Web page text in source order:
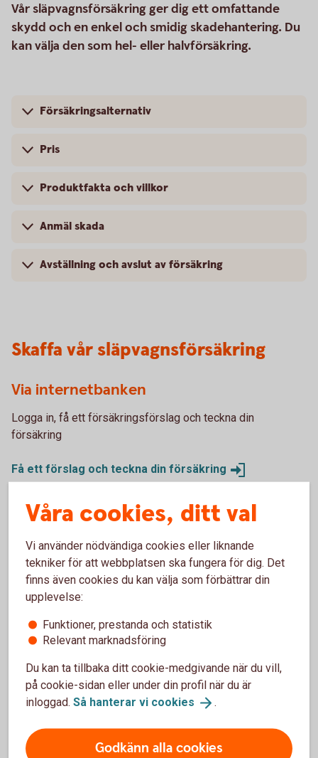
Vår släpvagnsförsäkring ger dig ett omfattande
skydd och en enkel och smidig skadehantering. Du
kan välja den som hel- eller halvförsäkring.
Försäkringsalternativ
Pris
Produktfakta och villkor
Anmäl skada
Avställning och avslut av försäkring
Skaffa vår släpvagnsförsäkring
Via internetbanken
Logga in, få ett försäkringsförslag och teckna din
försäkring
Få ett förslag och teckna din försäkring
Vi hjälper dig gärna att teckna försäkringen över telefon.
Ring 0771-82 70 00.
Skaffa försäkring via Kundcenter
Fordonsförsäkringar
Bilförsäkring
Våra cookies, ditt val
Vi använder nödvändiga cookies eller liknande
tekniker för att webbplatsen ska fungera för dig. Det
finns även cookies du kan välja som förbättrar din
upplevelse:
Funktioner, prestanda och statistik
Relevant marknadsföring
Du kan ta tillbaka ditt cookie-medgivande när du vill,
på cookie-sidan eller under din profil när du är
inloggad. Så hanterar vi cookies .
Godkänn alla cookies